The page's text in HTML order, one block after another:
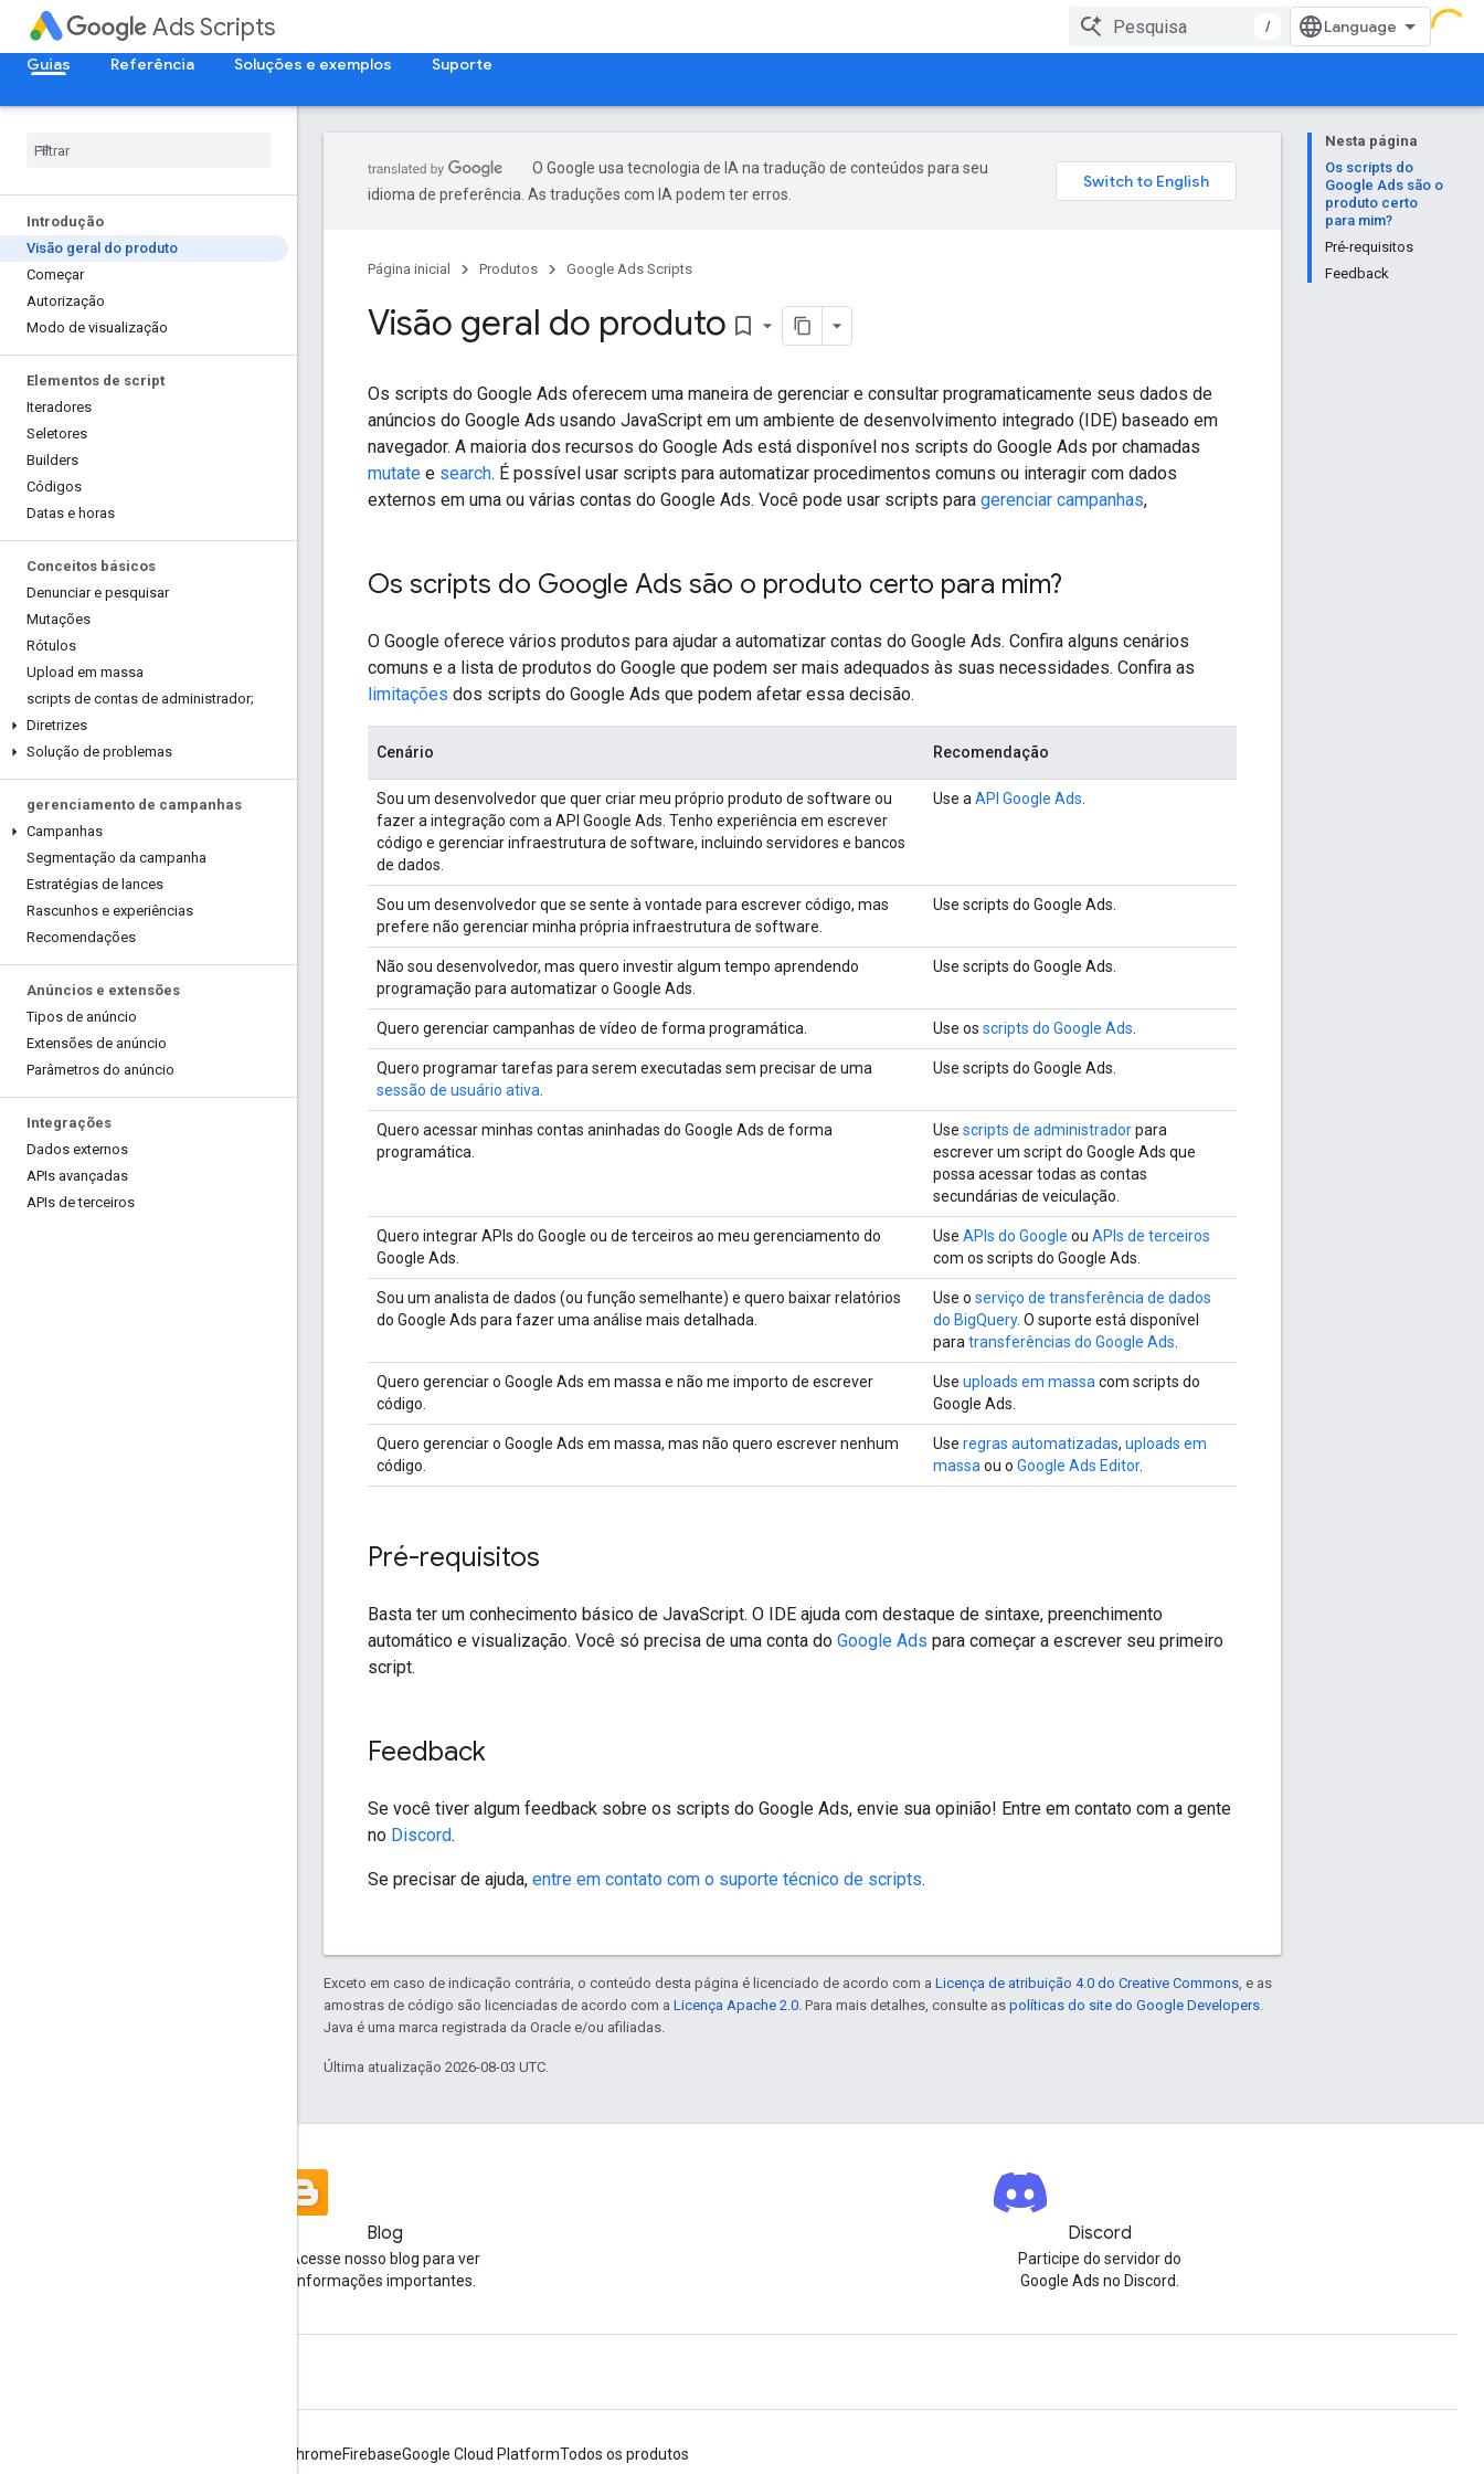
Ads Scripts
/
Guias
Referência Soluções e exemplos Suporte
Introdução
Visão geral do produto
Começar
Autorização
Modo de visualização
Elementos de script
Iteradores
Seletores
Builders
Códigos
Datas e horas
Conceitos básicos
Denunciar e pesquisar
Mutações
Rótulos
Upload em massa
scripts de contas de administrador;
Diretrizes
Solução de problemas
gerenciamento de campanhas
Campanhas
Segmentação da campanha
Estratégias de lances
Rascunhos e experiências
Recomendações
Anúncios e extensões
Tipos de anúncio
Extensões de anúncio
Parâmetros do anúncio
Integrações
Dados externos
APIs avançadas
APIs de terceiros
Nesta página
Os scripts do
Google Ads são o
produto certo
para mim?
Pré-requisitos
Feedback
O Google usa tecnologia de IA na tradução de conteúdos para seu
idioma de preferência. As traduções com IA podem ter erros.
Página inicial Produtos Google Ads Scripts
Visão geral do produto bookmark_border
Os scripts do Google Ads oferecem uma maneira de gerenciar e consultar programaticamente seus dados de
anúncios do Google Ads usando JavaScript em um ambiente de desenvolvimento integrado (IDE) baseado em
navegador. A maioria dos recursos do Google Ads está disponível nos scripts do Google Ads por chamadas
mutate e search. É possível usar scripts para automatizar procedimentos comuns ou interagir com dados
externos em uma ou várias contas do Google Ads. Você pode usar scripts para gerenciar campanhas,
Os scripts do Google Ads são o produto certo para mim?
O Google oferece vários produtos para ajudar a automatizar contas do Google Ads. Confira alguns cenários
comuns e a lista de produtos do Google que podem ser mais adequados às suas necessidades. Confira as
limitações dos scripts do Google Ads que podem afetar essa decisão.
Cenário Recomendação
Sou um desenvolvedor que quer criar meu próprio produto de software ou
fazer a integração com a API Google Ads. Tenho experiência em escrever
código e gerenciar infraestrutura de software, incluindo servidores e bancos
de dados.
Use a API Google Ads
Sou um desenvolvedor que se sente à vontade para escrever código, mas
prefere não gerenciar minha própria infraestrutura de software.
Use scripts do Google Ads.
Não sou desenvolvedor, mas quero investir algum tempo aprendendo
programação para automatizar o Google Ads.
Use scripts do Google Ads.
Quero gerenciar campanhas de vídeo de forma programática. Use os scripts do Google Ads
Quero programar tarefas para serem executadas sem precisar de uma
sessão de usuário ativa
Use scripts do Google Ads.
Quero acessar minhas contas aninhadas do Google Ads de forma
programática.
Use scripts de administradorpara
escrever um script do Google Ads que
possa acessar todas as contas
secundárias de veiculação.
Quero integrar APIs do Google ou de terceiros ao meu gerenciamento do
Google Ads.
Use APIs do Google ou APIs de terceiros
com os scripts do Google Ads.
Sou um analista de dados (ou função semelhante) e quero baixar relatórios
do Google Ads para fazer uma análise mais detalhada.
Use o serviço de transferência de dados
do BigQuery. O suporte está disponível
para transferências do Google Ads
Quero gerenciar o Google Ads em massa e não me importo de escrever
código.
Use uploads em massa com scripts do
Google Ads.
Quero gerenciar o Google Ads em massa, mas não quero escrever nenhum
código.
Use regras automatizadas, uploads em
massa ou o Google Ads Editor.
Pré-requisitos
Basta ter um conhecimento básico de JavaScript. O IDE ajuda com destaque de sintaxe, preenchimento
automático e visualização. Você só precisa de uma conta do Google Ads para começar a escrever seu primeiro
script.
Feedback
Se você tiver algum feedback sobre os scripts do Google Ads, envie sua opinião! Entre em contato com a gente
no Discord.
Se precisar de ajuda, entre em contato com o suporte técnico de scripts.
Exceto em caso de indicação contrária, o conteúdo desta página é licenciado de acordo com a Licença de atribuição 4.0 do Creative Commons , e as
amostras de código são licenciadas de acordo com a Licença Apache 2.0 . Para mais detalhes, consulte as políticas do site do Google Developers
Java é uma marca registrada da Oracle e/ou afiliadas.
Última atualização 2026-08-03 UTC.
Blog
Acesse nosso blog para ver
informações importantes.
Discord
Participe do servidor do
Google Ads no Discord.
ChromeFirebaseGoogle Cloud PlatformTodos os produtos